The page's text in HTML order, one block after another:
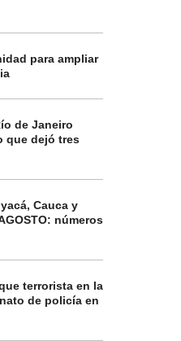
para ampliar
de Janeiro
que dejó tres
Cauca y
números
terrorista en la
de policía en